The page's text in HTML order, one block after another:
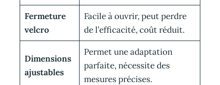
Fermeture
velcro
Facile à ouvrir, peut perdre
de l’efficacité, coût réduit.
Dimensions
ajustables
Permet une adaptation
parfaite, nécessite des
mesures précises.